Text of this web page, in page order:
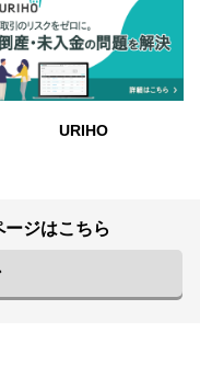
URIHO
ージはこちら